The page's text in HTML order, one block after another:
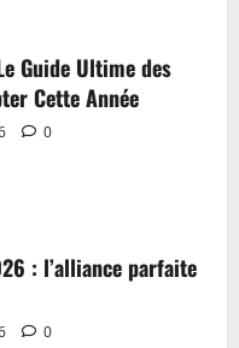
Guide Ultime des
Cette Année
0
: l’alliance parfaite
0